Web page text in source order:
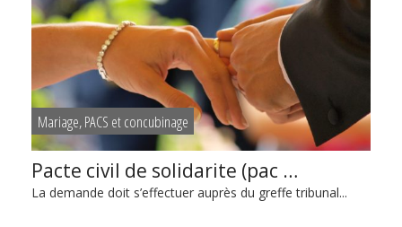
Mariage, PACS et concubinage
Pacte civil de solidarite (pac …
La demande doit s’effectuer auprès du greffe tribunal...